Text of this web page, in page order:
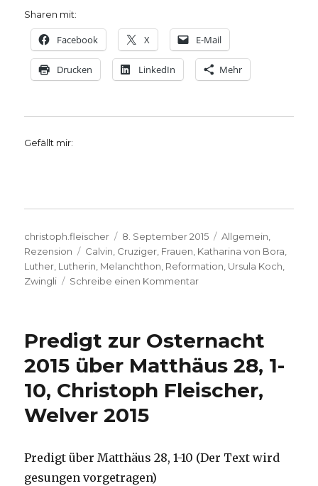
Sharen mit:
Facebook X E-Mail
Drucken LinkedIn Mehr
Gefällt mir:
Autor
christoph.fleischer
Veröffentlicht
am
8. September 2015 Kategorien
Allgemein,
Rezension
Schlagwörter
Calvin, Cruziger, Frauen, Katharina von Bora,
Luther, Lutherin, Melanchthon, Reformation, Ursula Koch,
Zwingli
Schreibe einen Kommentarzu
Perspektive,
Rezension
von
Christoph
Fleischer,
Predigt zur Osternacht
2015 über Matthäus 28, 1-
10, Christoph Fleischer,
Welver 2015
Predigt über Matthäus 28, 1-10 (Der Text wird
gesungen vorgetragen)